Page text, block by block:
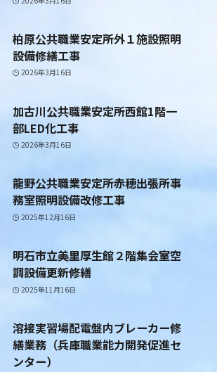
柏原公共職業安定所外１施設照明
設備修繕工事
2026年3月16日
加古川公共職業安定所西館1階一
部LED化工事
2026年3月16日
龍野公共職業安定所赤穂出張所事
務室照明設備改修工事
2025年12月16日
明石市立美里厚生館２階集会室空
調設備更新修繕
2025年11月16日
溶接実習場配電盤内ブレーカー修
繕業務（兵庫職業能力開発促進セ
ンター）